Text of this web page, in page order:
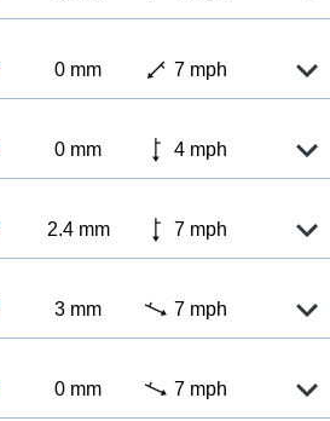
0 mm 7 mph
0 mm 4 mph
2.4 mm 7 mph
3 mm 7 mph
0 mm 7 mph